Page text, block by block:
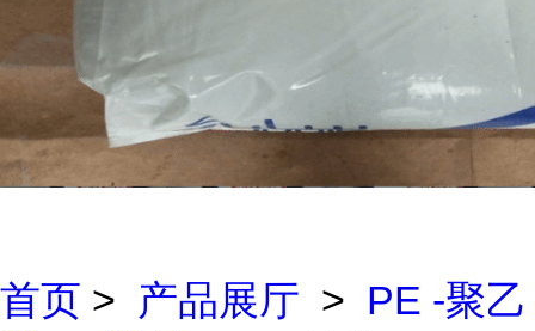
首页 > 产品展厅 > PE -聚乙